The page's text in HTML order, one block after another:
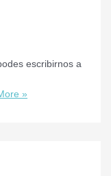
escribirnos a
»